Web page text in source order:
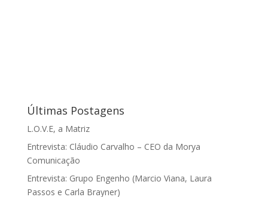
Últimas Postagens
L.O.V.E, a Matriz
Entrevista: Cláudio Carvalho – CEO da Morya
Comunicação
Entrevista: Grupo Engenho (Marcio Viana, Laura
Passos e Carla Brayner)